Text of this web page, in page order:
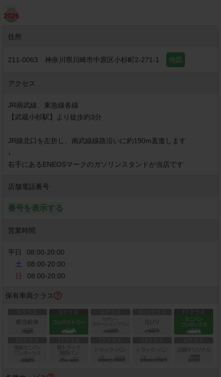
住所
211-0063 神奈川県川崎市中原区小杉町2-271-1 地図
アクセス
JR南武線、東急線各線
【武蔵小杉駅】より徒歩約3分
JR線北口を左折し、南武線線路沿いに約190m直進します
↓
右手にあるENEOSマークのガソリンスタンドが当店です
店舗電話番号
番号を表示する
営業時間
平日 08:00-20:00
土
08:00-20:00
日
08:00-20:00
保有車両クラス